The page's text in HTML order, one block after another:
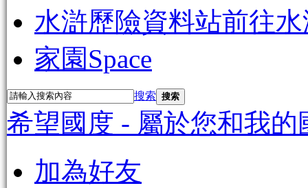
水滸歷險資料站前往
家園Space
搜索 搜索
希望國度 - 屬於您和我的
加為好友